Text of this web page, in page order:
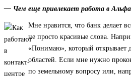
— Чем еще привлекает работа в
Мне нравится, что банк делает
не просто красивые слова.
«Понимаю», который открывает
областей. Если мне нужно
по земельному вопросу или,